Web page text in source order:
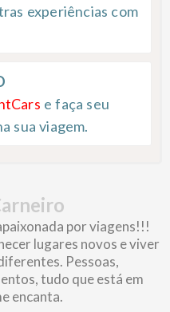
experiências com
e faça seu
sua viagem.
por viagens!!!
lugares novos e viver
Pessoas,
tudo que está em
encanta.